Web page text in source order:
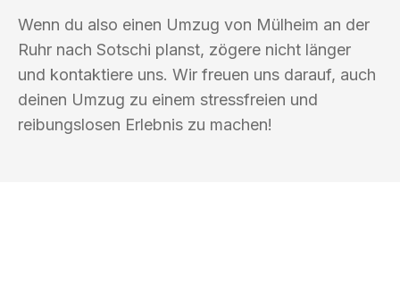
Wenn du also einen Umzug von Mülheim an der
Ruhr nach Sotschi planst, zögere nicht länger
und kontaktiere uns. Wir freuen uns darauf, auch
deinen Umzug zu einem stressfreien und
reibungslosen Erlebnis zu machen!